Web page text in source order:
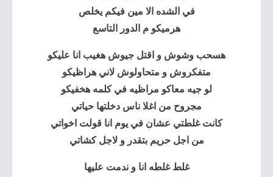
في الشده الا مين فيكم يخلص
هرميكو م الدور التاسع
هسحب وشوش و اقتل جيوش هغيب انا عليكو
متفكروش و متحاولوش لاني هراظيكو
لو جيه معاكو مراظيه في كلمه هخفيكو
مجروح من اغلا ناس دخلتها حياتي
كانت غلطتي عشان في يوم انا قولت اخواتي
من اجل حريم بتقدر و لاجل كشاتي
غلط غلطه انا و ندمت عليها